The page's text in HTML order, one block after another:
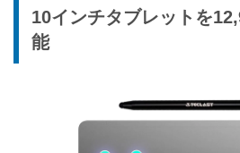
10インチタブレットを
能